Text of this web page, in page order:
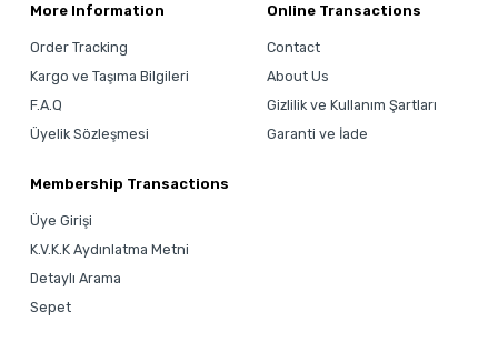
More Information
Order Tracking
Kargo ve Taşıma Bilgileri
F.A.Q
Üyelik Sözleşmesi
Online Transactions
Contact
About Us
Gizlilik ve Kullanım Şartları
Garanti ve İade
Membership Transactions
Üye Girişi
K.V.K.K Aydınlatma Metni
Detaylı Arama
Sepet